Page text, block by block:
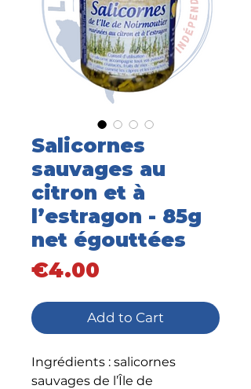
Salicornes
sauvages au
citron et à
l’estragon - 85g
net égouttées
€4.00
Add to Cart
Ingrédients : salicornes
sauvages de l’Île de